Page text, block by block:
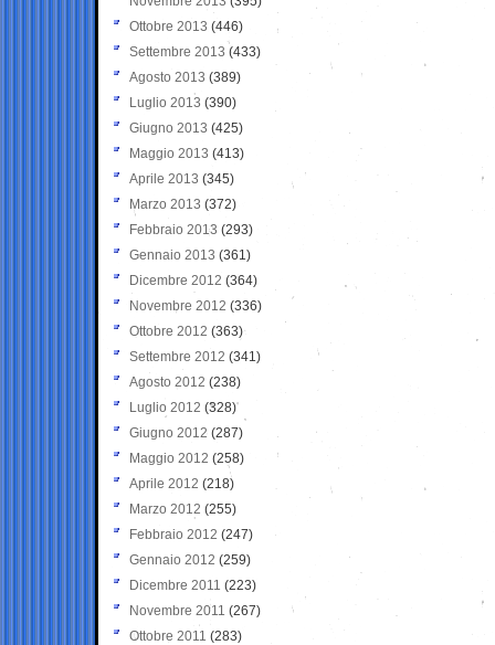
Ottobre 2013 (446)
Settembre 2013 (433)
Agosto 2013 (389)
Luglio 2013 (390)
Giugno 2013 (425)
Maggio 2013 (413)
Aprile 2013 (345)
Marzo 2013 (372)
Febbraio 2013 (293)
Gennaio 2013 (361)
Dicembre 2012 (364)
Novembre 2012 (336)
Ottobre 2012 (363)
Settembre 2012 (341)
Agosto 2012 (238)
Luglio 2012 (328)
Giugno 2012 (287)
Maggio 2012 (258)
Aprile 2012 (218)
Marzo 2012 (255)
Febbraio 2012 (247)
Gennaio 2012 (259)
Dicembre 2011 (223)
Novembre 2011 (267)
Ottobre 2011 (283)